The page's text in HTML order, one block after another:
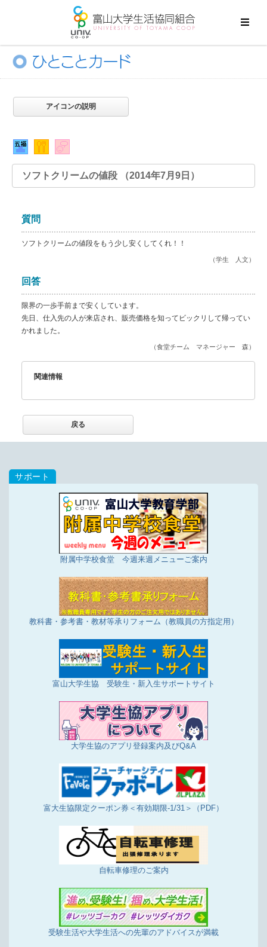
アイコンの説明
ソフトクリームの値段 （2014年7月9日）
質問
ソフトクリームの値段をもう少し安くしてくれ！！
（学生 人文）
回答
限界の一歩手前まで安くしています。
先日、仕入先の人が来店され、販売価格を知ってビックリして帰ってい
かれました。
（食堂チーム マネージャー 森）
関連情報
戻る
附属中学校食堂 今週来週メニューご案内
教科書・参考書・教材等承りフォーム（教職員の方指定用）
富山大学生協 受験生・新入生サポートサイト
大学生協のアプリ登録案内及びQ&A
富大生協限定クーポン券＜有効期限-1/31＞（PDF）
自転車修理のご案内
受験生活や大学生活への先輩のアドバイスが満載